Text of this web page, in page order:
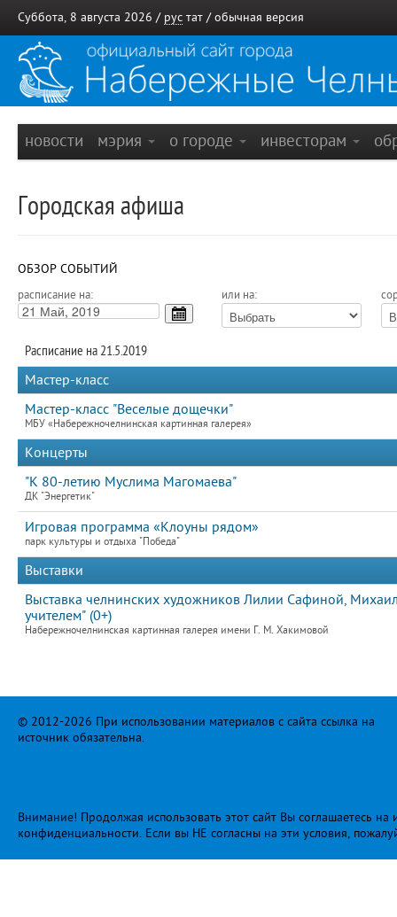
Суббота, 8 августа 2026 / рус тат / обычная версия
новости мэрия о городе инвесторам
Городская афиша
ОБЗОР СОБЫТИЙ
расписание на: или на:
Расписание на 21.5.2019
Мастер-класс
Мастер-класс "Веселые дощечки"
МБУ «Набережночелнинская картинная галерея»
Концерты
"К 80-летию Муслима Магомаева"
ДК "Энергетик"
Игровая программа «Клоуны рядом»
парк культуры и отдыха "Победа"
Выставки
Выставка челнинских художников Лилии Сафиной,
учителем" (0+)
Набережночелнинская картинная галерея имени Г. М. Хакимовой
© 2012-2026 При использовании материалов с сайта ссылка на
источник обязательна.
Внимание! Продолжая использовать этот сайт Вы соглашаетесь
конфиденциальности. Если вы НЕ согласны на эти условия,